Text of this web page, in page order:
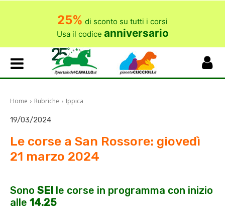
25% di sconto su tutti i corsi
Usa il codice anniversario
Home Rubriche Ippica
19/03/2024
Le corse a San Rossore: giovedì
21 marzo 2024
Sono SEI le corse in programma con inizio
alle 14.25